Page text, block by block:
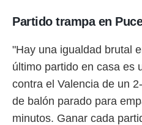
Partido trampa en
"Hay una igualdad brutal
último partido en casa es
contra el Valencia de un
de balón parado para
minutos. Ganar cada